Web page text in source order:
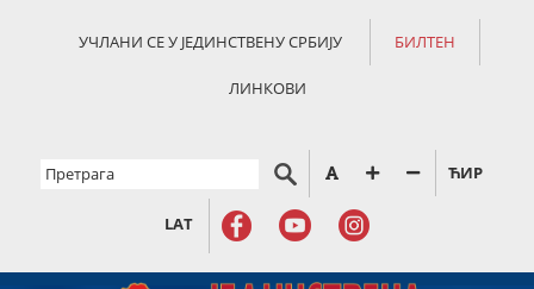
УЧЛАНИ СЕ У ЈЕДИНСТВЕНУ СРБИЈУ БИЛТЕН
ЛИНКОВИ
ЋИР
LAT